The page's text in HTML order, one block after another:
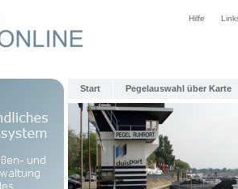
Hilfe
Start Pegelauswahl über Karte